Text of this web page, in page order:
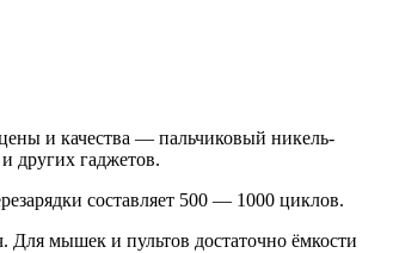
и качества — пальчиковый никель-
других гаджетов.
составляет 500 — 1000 циклов.
Для мышек и пультов достаточно ёмкости